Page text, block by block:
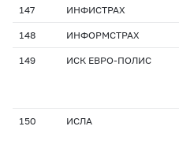
147 ИНФИСТРАХ
148 ИНФОРМСТРАХ
149 ИСК ЕВРО-ПОЛИС
150 ИСЛА